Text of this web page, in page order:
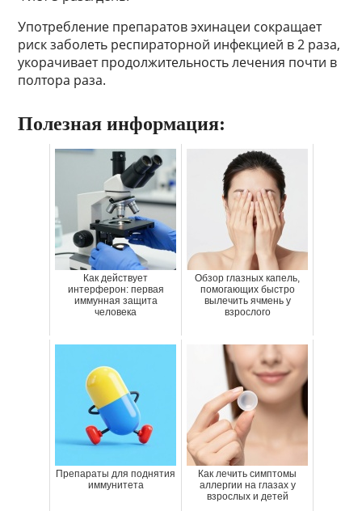
Употребление препаратов эхинацеи сокращает
риск заболеть респираторной инфекцией в 2 раза,
укорачивает продолжительность лечения почти в
полтора раза.
Полезная информация:
Как действует
интерферон: первая
иммунная защита
человека
Обзор глазных капель,
помогающих быстро
вылечить ячмень у
взрослого
Препараты для поднятия
иммунитета
Как лечить симптомы
аллергии на глазах у
взрослых и детей